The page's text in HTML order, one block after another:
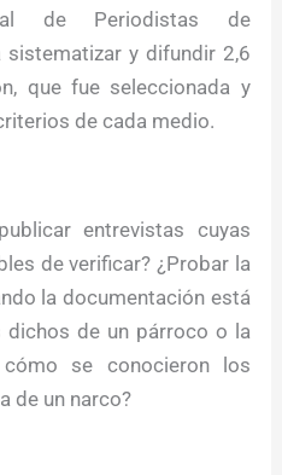
de Periodistas de
sistematizar y difundir 2,6
que fue seleccionada y
de cada medio.
entrevistas cuyas
de verificar? ¿Probar la
la documentación está
de un párroco o la
se conocieron los
de un narco?